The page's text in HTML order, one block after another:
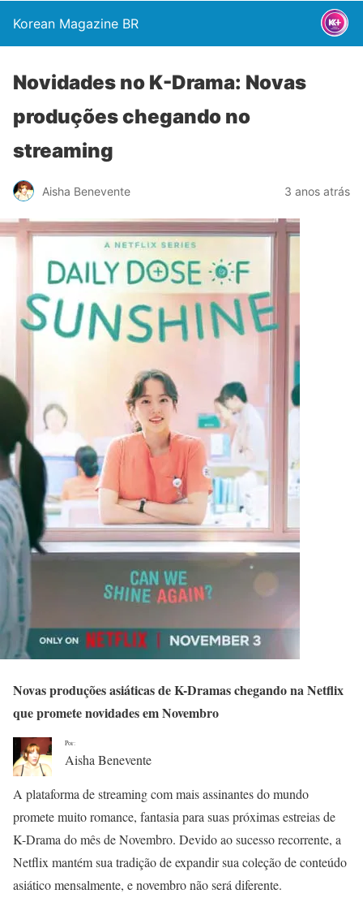
Korean Magazine BR
Novidades no K-Drama: Novas
produções chegando no
streaming
Aisha Benevente 3 anos atrás
Novas produções asiáticas de K-Dramas chegando na Netflix
que promete novidades em Novembro
Por:
Aisha Benevente
A plataforma de streaming com mais assinantes do mundo
promete muito romance, fantasia para suas próximas estreias de
K-Drama do mês de Novembro. Devido ao sucesso recorrente, a
Netflix mantém sua tradição de expandir sua coleção de conteúdo
asiático mensalmente, e novembro não será diferente.